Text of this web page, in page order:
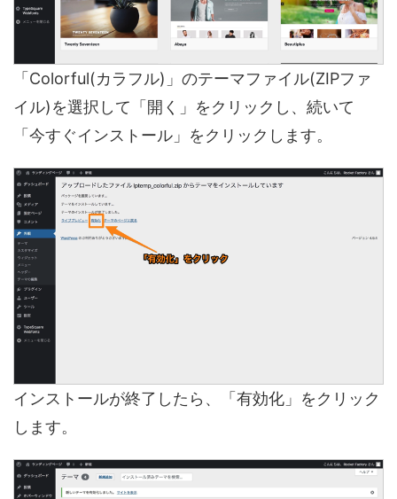
「Colorful(カラフル)」のテーマファイル(ZIPファ
イル)を選択して「開く」をクリックし、続いて
「今すぐインストール」をクリックします。
インストールが終了したら、「有効化」をクリック
します。